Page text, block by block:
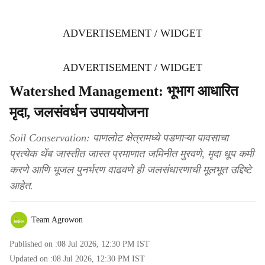
ADVERTISEMENT / WIDGET
ADVERTISEMENT / WIDGET
Watershed Management: भूभाग आधारित
मृदा, जलसंवर्धन उपाययोजना
Soil Conservation: पाणलोट क्षेत्रामध्ये पडणाऱ्या पावसाचा
प्रत्येक थेंब जास्तीत जास्त प्रमाणात जमिनीत मुरवणे, मृदा धूप कमी
करणे आणि भूजल पुनर्भरण वाढवणे ही जलसंधारणाची मूलभूत उद्दिष्टे
आहेत.
Team Agrowon
Published on :08 Jul 2026, 12:30 PM IST
Updated on :08 Jul 2026, 12:30 PM IST